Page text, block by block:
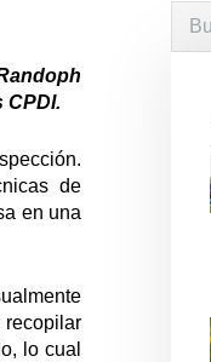
CPDI.
de
en una
recopilar
lo cual